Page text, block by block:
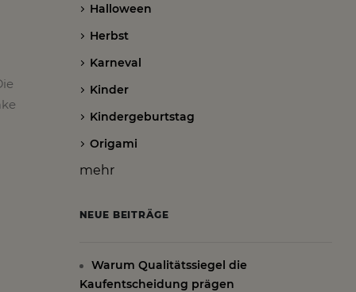
Halloween
Herbst
Karneval
Kinder
Kindergeburtstag
Origami
mehr
NEUE BEITRÄGE
Warum Qualitätssiegel die
Kaufentscheidung prägen